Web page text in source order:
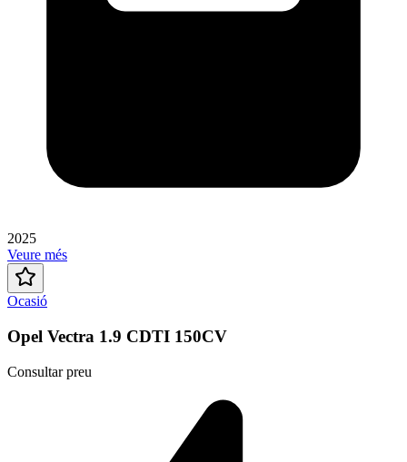
2025
Veure més
Ocasió
Opel Vectra 1.9 CDTI 150CV
Consultar preu